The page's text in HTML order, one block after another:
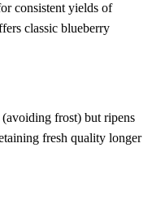
consistent yields of
classic blueberry
frost) but ripens
fresh quality longer